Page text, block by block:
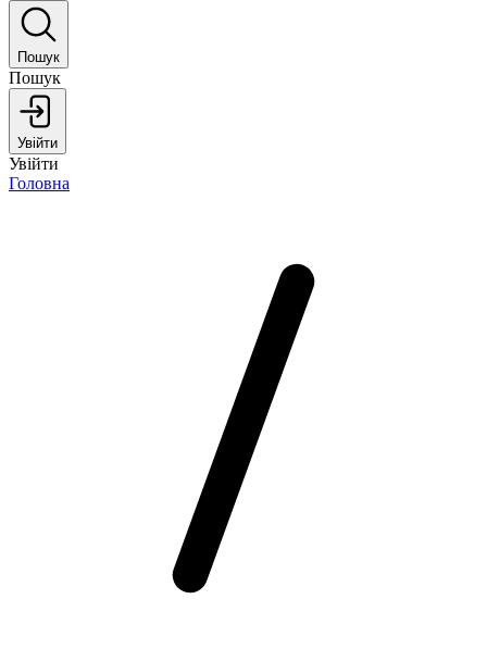
Пошук
Пошук
Увійти
Увійти
Головна